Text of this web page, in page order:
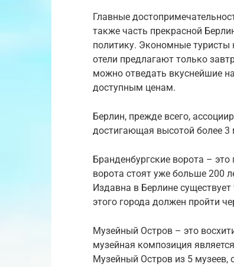
Главные
также часть прекрасной
политику. Экономные туристы
отели предлагают только
можно отведать вкуснейшие
доступным ценам.
Берлин, прежде всего,
достигающая высотой более
Бранденбургские ворота –
ворота стоят уже больше 200
Издавна в Берлине
этого города должен пройти
Музейный Остров – это
музейная композиция
Музейный Остров из 5 музеев,